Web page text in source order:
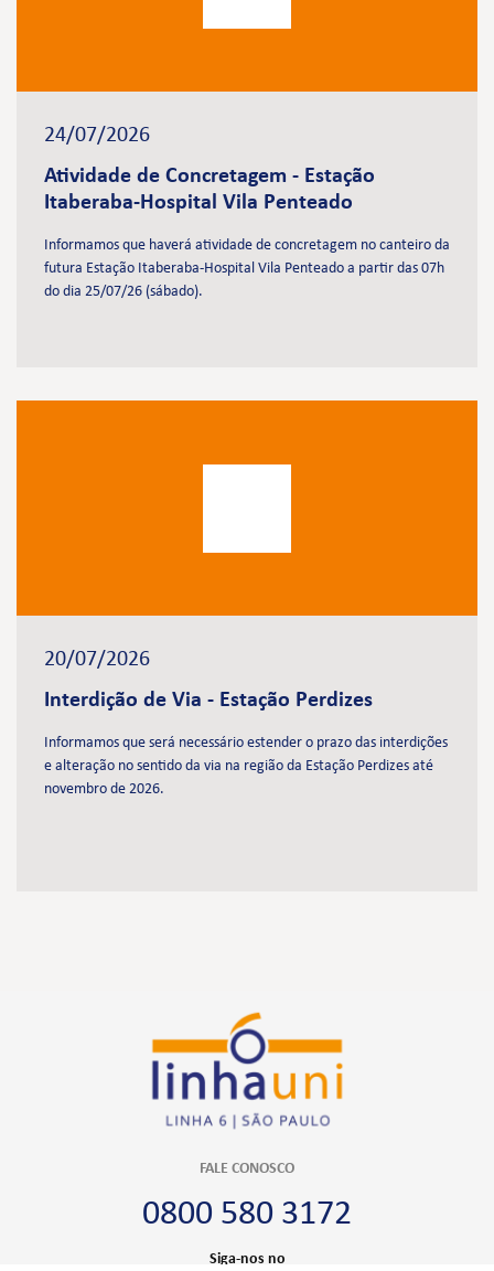
24/07/2026
Atividade de Concretagem - Estação
Itaberaba-Hospital Vila Penteado
Informamos que haverá atividade de concretagem no canteiro da
futura Estação Itaberaba-Hospital Vila Penteado a partir das 07h
do dia 25/07/26 (sábado).
20/07/2026
Interdição de Via - Estação Perdizes
Informamos que será necessário estender o prazo das interdições
e alteração no sentido da via na região da Estação Perdizes até
novembro de 2026.
FALE CONOSCO
0800 580 3172
Siga-nos no